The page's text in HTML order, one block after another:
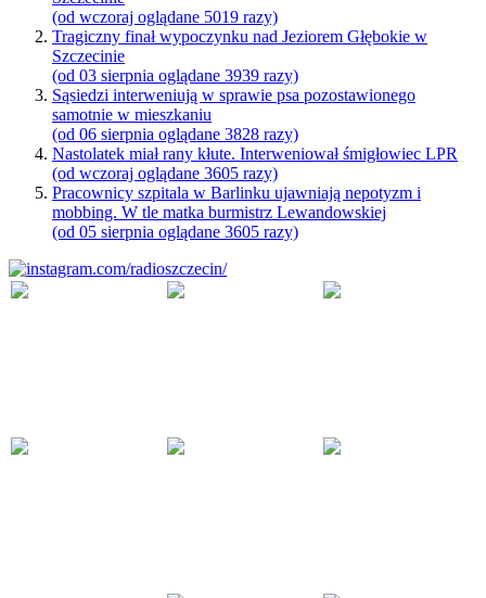
(od wczoraj oglądane 5019 razy)
Tragiczny finał wypoczynku nad Jeziorem Głębokie w
Szczecinie
(od 03 sierpnia oglądane 3939 razy)
Sąsiedzi interweniują w sprawie psa pozostawionego
samotnie w mieszkaniu
(od 06 sierpnia oglądane 3828 razy)
Nastolatek miał rany kłute. Interweniował śmigłowiec LPR
(od wczoraj oglądane 3605 razy)
Pracownicy szpitala w Barlinku ujawniają nepotyzm i
mobbing. W tle matka burmistrz Lewandowskiej
(od 05 sierpnia oglądane 3605 razy)